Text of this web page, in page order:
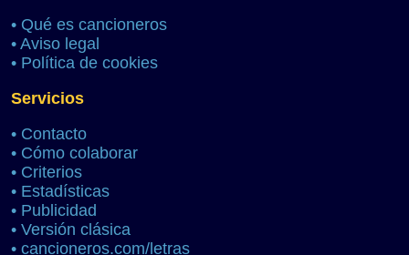
• Qué es cancioneros
• Aviso legal
• Política de cookies
Servicios
• Contacto
• Cómo colaborar
• Criterios
• Estadísticas
• Publicidad
• Versión clásica
• cancioneros.com/letras